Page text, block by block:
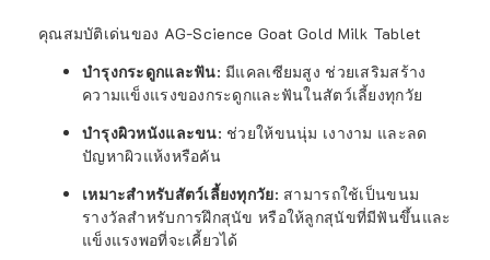
คุณสมบัติเด่นของ AG-Science Goat Gold Milk Tablet
บำรุงกระดูกและฟัน: มีแคลเซียมสูง ช่วยเสริมสร้าง
ความแข็งแรงของกระดูกและฟันในสัตว์เลี้ยงทุกวัย
บำรุงผิวหนังและขน: ช่วยให้ขนนุ่ม เงางาม และลด
ปัญหาผิวแห้งหรือคัน
เหมาะสำหรับสัตว์เลี้ยงทุกวัย: สามารถใช้เป็นขนม
รางวัลสำหรับการฝึกสุนัข หรือให้ลูกสุนัขที่มีฟันขึ้นและ
แข็งแรงพอที่จะเคี้ยวได้